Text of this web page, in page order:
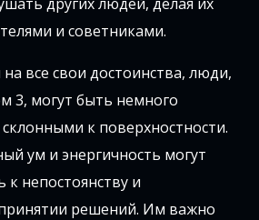
и советниками.
все свои достоинства, люди,
3, могут быть немного
к поверхностности.
ум и энергичность могут
непостоянству и
решений. Им важно